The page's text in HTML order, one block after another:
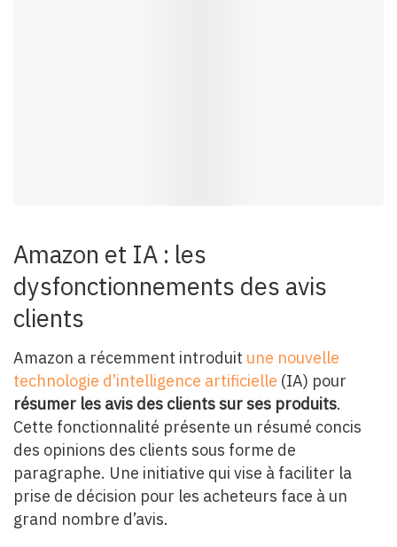
Amazon et IA : les
dysfonctionnements des avis
clients
Amazon a récemment introduit une nouvelle
technologie d’intelligence artificielle (IA) pour
résumer les avis des clients sur ses produits.
Cette fonctionnalité présente un résumé concis
des opinions des clients sous forme de
paragraphe. Une initiative qui vise à faciliter la
prise de décision pour les acheteurs face à un
grand nombre d’avis.